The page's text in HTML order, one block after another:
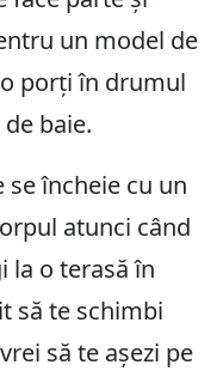
un model de
porți în drumul
baie.
se încheie cu un
atunci când
la o terasă în
să te schimbi
să te așezi pe